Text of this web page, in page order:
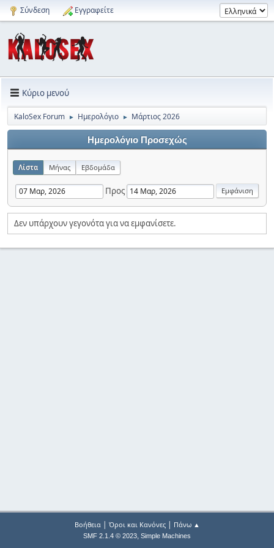
Σύνδεση Εγγραφείτε
Κύριο μενού
KaloSex Forum ► Ημερολόγιο ► Μάρτιος 2026
Ημερολόγιο Προσεχώς
Λίστα Μήνας Εβδομάδα
Προς
Δεν υπάρχουν γεγονότα για να εμφανίσετε.
Βοήθεια| Όροι και Κανόνες| Πάνω ▲
SMF 2.1.4 © 2023, Simple Machines